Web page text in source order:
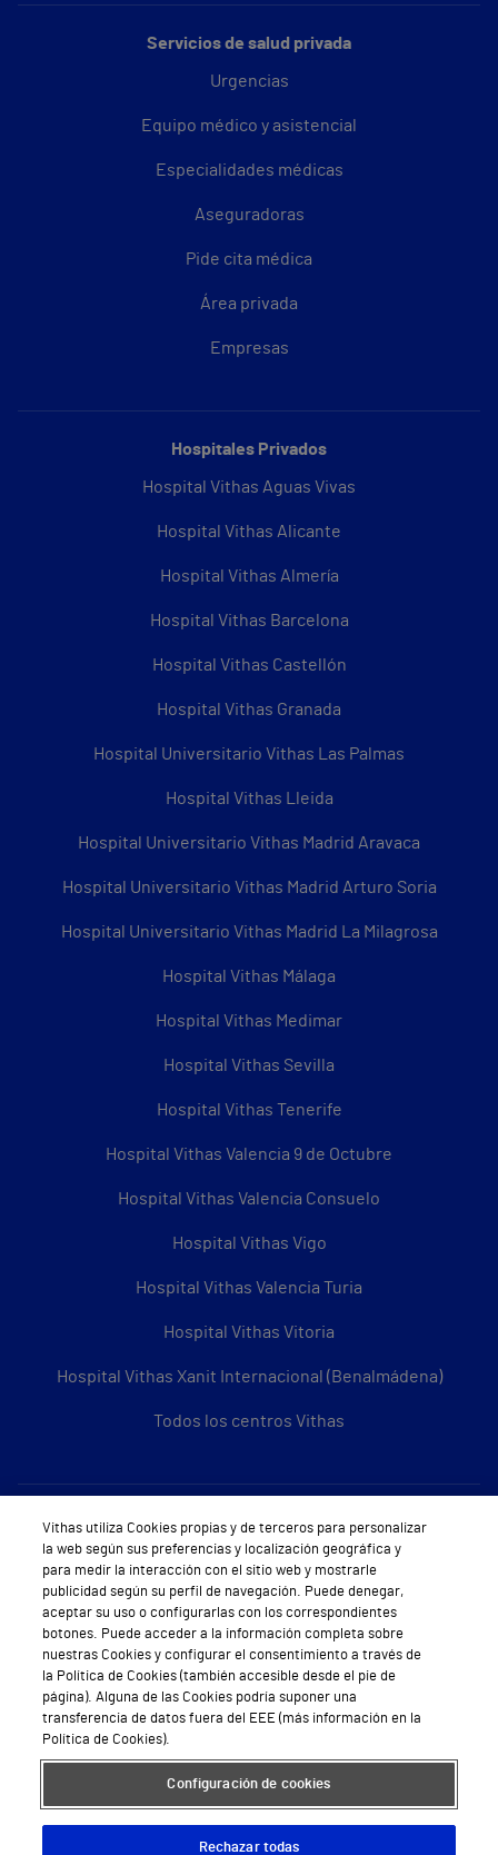
Servicios de salud privada
Urgencias
Equipo médico y asistencial
Especialidades médicas
Aseguradoras
Pide cita médica
Área privada
Empresas
Hospitales Privados
Hospital Vithas Aguas Vivas
Hospital Vithas Alicante
Hospital Vithas Almería
Hospital Vithas Barcelona
Hospital Vithas Castellón
Hospital Vithas Granada
Hospital Universitario Vithas Las Palmas
Hospital Vithas Lleida
Hospital Universitario Vithas Madrid Aravaca
Hospital Universitario Vithas Madrid Arturo Soria
Hospital Universitario Vithas Madrid La Milagrosa
Hospital Vithas Málaga
Hospital Vithas Medimar
Hospital Vithas Sevilla
Hospital Vithas Tenerife
Hospital Vithas Valencia 9 de Octubre
Hospital Vithas Valencia Consuelo
Hospital Vithas Vigo
Hospital Vithas Valencia Turia
Hospital Vithas Vitoria
Hospital Vithas Xanit Internacional (Benalmádena)
Todos los centros Vithas
Sobre Vithas
Quiénes somos
Trabajar en Vithas
Teléfono Cita Médica
Teléfono Atención al Cliente
Política de seguridad y salud en el trabajo
Conoce a Supervita
Vithas utiliza Cookies propias y de terceros para personalizar
la web según sus preferencias y localización geográfica y
para medir la interacción con el sitio web y mostrarle
publicidad según su perfil de navegación. Puede denegar,
aceptar su uso o configurarlas con los correspondientes
botones. Puede acceder a la información completa sobre
nuestras Cookies y configurar el consentimiento a través de
la Política de Cookies (también accesible desde el pie de
página). Alguna de las Cookies podría suponer una
transferencia de datos fuera del EEE (más información en la
Política de Cookies).
Configuración de cookies
Rechazar todas